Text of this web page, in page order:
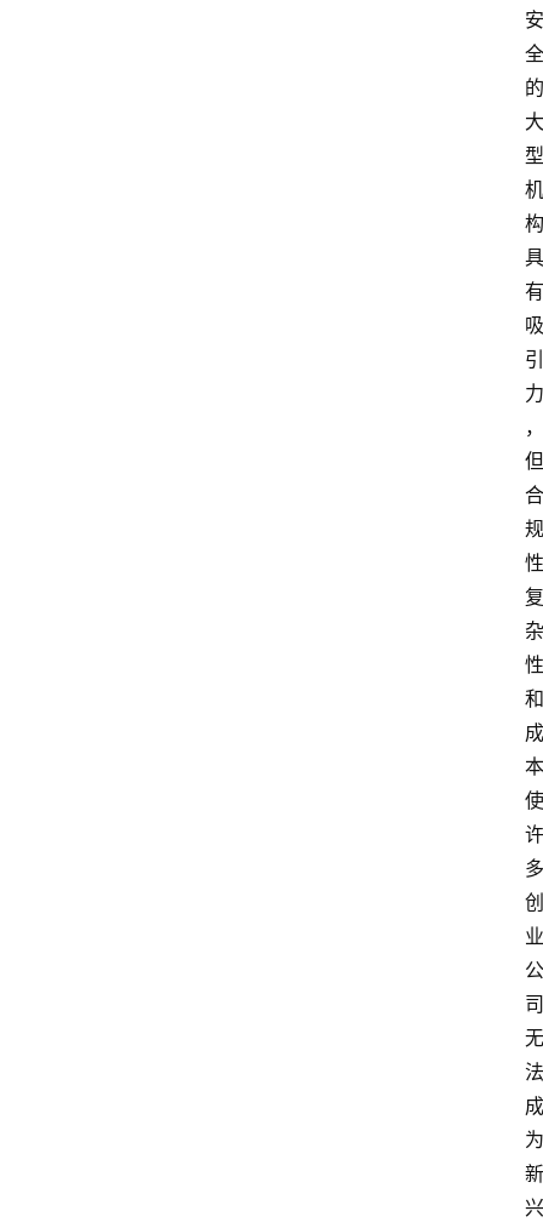
安
全
的
大
型
机
构
具
有
吸
引
力
，
但
合
规
性
复
杂
性
和
成
本
使
许
多
创
业
公
司
无
法
成
为
新
兴